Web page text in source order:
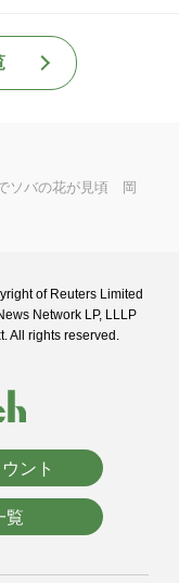
ソバの花が見頃 岡
of Reuters Limited
Network LP, LLLP
All rights reserved.
ント
覧